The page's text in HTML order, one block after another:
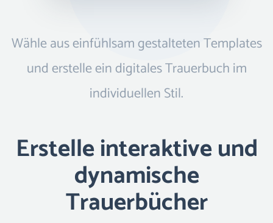
Wähle aus einfühlsam gestalteten Templates
und erstelle ein digitales Trauerbuch im
individuellen Stil.
Erstelle interaktive und
dynamische
Trauerbücher